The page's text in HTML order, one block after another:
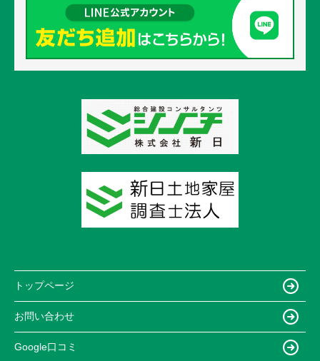
トップページ
お問い合わせ
Google口コミ